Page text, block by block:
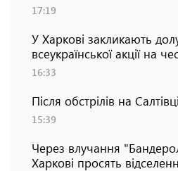
17:19
У Харкові закликають
всеукраїнської акції на
16:33
Після обстрілів на
15:39
Через влучання
Харкові просять